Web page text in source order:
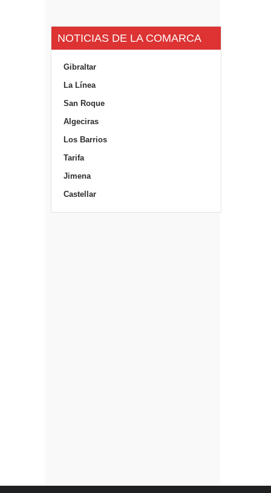
NOTICIAS DE LA COMARCA
Gibraltar
La Línea
San Roque
Algeciras
Los Barrios
Tarifa
Jimena
Castellar